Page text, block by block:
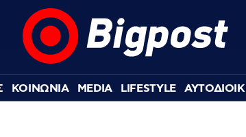
ΚΟΙΝΩΝΙΑ MEDIA LIFESTYLE